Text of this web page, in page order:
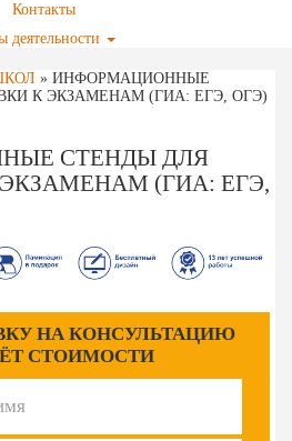
Контакты
деятельности
» ИНФОРМАЦИОННЫЕ
К ЭКЗАМЕНАМ (ГИА: ЕГЭ, ОГЭ)
СТЕНДЫ ДЛЯ
(ГИА: ЕГЭ,
НА КОНСУЛЬТАЦИЮ
СТОИМОСТИ